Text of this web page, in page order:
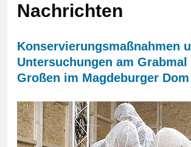
Nachrichten
Konservierungsmaßnahmen
Untersuchungen am
Großen im Magdeburger Dom